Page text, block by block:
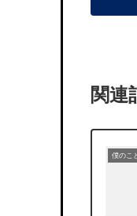
関連
僕のこ